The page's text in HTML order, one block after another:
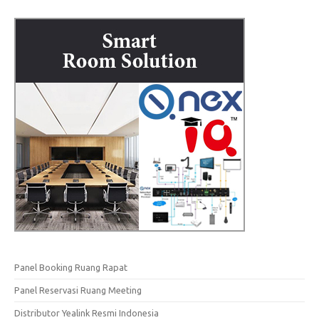
Panel Booking Ruang Rapat
Panel Reservasi Ruang Meeting
Distributor Yealink Resmi Indonesia